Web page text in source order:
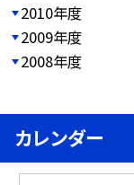
2010年度
2009年度
2008年度
カレンダー